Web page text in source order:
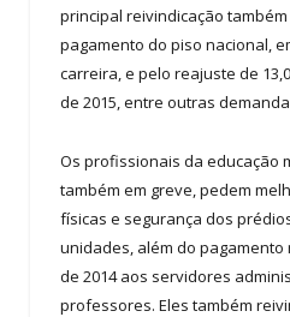
principal reivindicação
pagamento do piso nacional,
carreira, e pelo reajuste de
de 2015, entre outras
Os profissionais da educação
também em greve, pedem
físicas e segurança dos
unidades, além do
de 2014 aos servidores
professores. Eles também